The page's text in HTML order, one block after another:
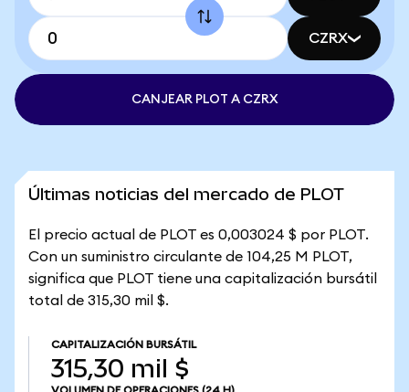
CZRX
CANJEAR PLOT A CZRX
Últimas noticias del mercado de PLOT
El precio actual de PLOT es 0,003024 $ por PLOT.
Con un suministro circulante de 104,25 M PLOT,
significa que PLOT tiene una capitalización bursátil
total de 315,30 mil $.
CAPITALIZACIÓN BURSÁTIL
315,30 mil $